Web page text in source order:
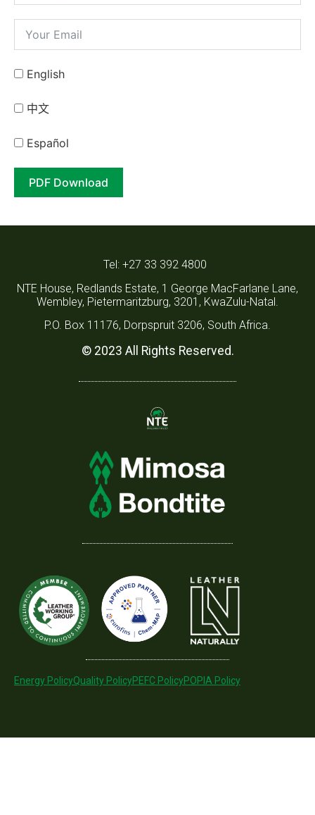
English
中⽂
Español
PDF Download
Tel: +27 33 392 4800
NTE House, Redlands Estate, 1 George MacFarlane Lane,
Wembley, Pietermaritzburg, 3201, KwaZulu-Natal.
P.O. Box 11176, Dorpspruit 3206, South Africa.
© 2023 All Rights Reserved.
Energy PolicyQuality PolicyPEFC PolicyPOPIA Policy